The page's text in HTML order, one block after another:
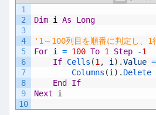
1
2
3
4
5
6
7
8
9
10
Dim i As Long
'1～100列目を順番に判定し、1
For i = 100 To 1 Step -1
If Cells (1 , i ) .Value =
Columns (i ) . Delete
End If
Next
i